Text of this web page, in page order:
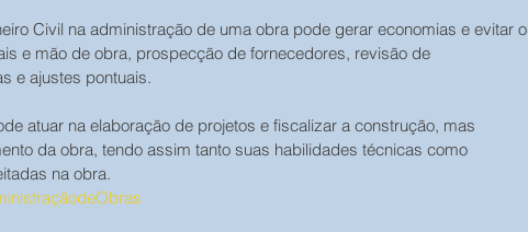
Civil na administração de uma obra pode gerar economias e evitar o
e mão de obra, prospecção de fornecedores, revisão de
e ajustes pontuais.
atuar na elaboração de projetos e fiscalizar a construção, mas
da obra, tendo assim tanto suas habilidades técnicas como
na obra.